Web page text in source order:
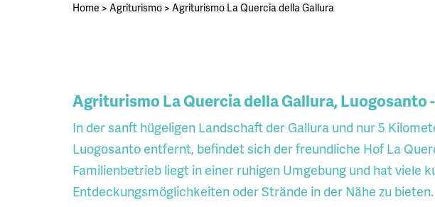
Home > Agriturismo > Agriturismo La Quercia della Gallura
Agriturismo La Quercia della Gallura, Luogosanto
In der sanft hügeligen Landschaft der Gallura und nur 5
Luogosanto entfernt, befindet sich der freundliche Hof La
Familienbetrieb liegt in einer ruhigen Umgebung und hat viele
Entdeckungsmöglichkeiten oder Strände in der Nähe zu bieten.